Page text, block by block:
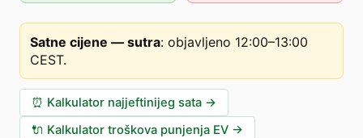
Satne cijene — sutra: objavljeno 12:00–13:00
CEST.
⏰ Kalkulator najjeftinijeg sata →
🔌 Kalkulator troškova punjenja EV →